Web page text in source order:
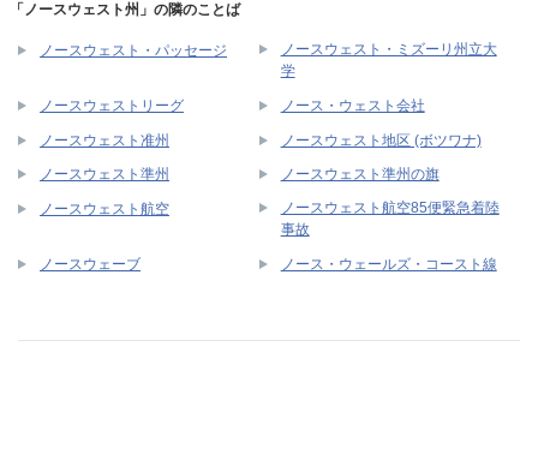
「ノースウェスト州」の隣のことば
ノースウェスト・パッセージ
ノースウェスト・ミズーリ州立大
学
ノースウェストリーグ ノース・ウェスト会社
ノースウェスト准州 ノースウェスト地区 (ボツワナ)
ノースウェスト準州 ノースウェスト準州の旗
ノースウェスト航空
ノースウェスト航空85便緊急着陸
事故
ノースウェーブ ノース・ウェールズ・コースト線